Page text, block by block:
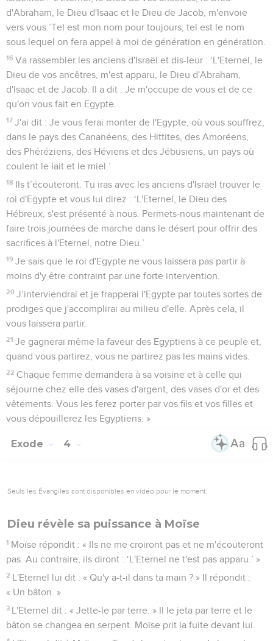
d'Abraham, le Dieu d'Isaac et le Dieu de Jacob, m'envoie
vers vous.’Tel est mon nom pour toujours, tel est le nom
sous lequel on fera appel à moi de génération en génération.
16 Va rassembler les anciens d'Israël et dis-leur : ‘L'Eternel, le
Dieu de vos ancêtres, m'est apparu, le Dieu d'Abraham,
d'Isaac et de Jacob. Il a dit : Je m'occupe de vous et de ce
qu'on vous fait en Egypte.
17 J'ai dit : Je vous ferai monter de l'Egypte, où vous souffrez,
dans le pays des Cananéens, des Hittites, des Amoréens,
des Phéréziens, des Héviens et des Jébusiens, un pays où
coulent le lait et le miel.’
18 Ils t’écouteront. Tu iras avec les anciens d'Israël trouver le
roi d'Egypte et vous lui direz : ‘L'Eternel, le Dieu des
Hébreux, s'est présenté à nous. Permets-nous maintenant de
faire trois journées de marche dans le désert pour offrir des
sacrifices à l'Eternel, notre Dieu.’
19 Je sais que le roi d'Egypte ne vous laissera pas partir à
moins d'y être contraint par une forte intervention.
20 J’interviendrai et je frapperai l'Egypte par toutes sortes de
prodiges que j'accomplirai au milieu d'elle. Après cela, il
vous laissera partir.
21 Je gagnerai même la faveur des Egyptiens à ce peuple et,
quand vous partirez, vous ne partirez pas les mains vides.
22 Chaque femme demandera à sa voisine et à celle qui
séjourne chez elle des vases d'argent, des vases d'or et des
vêtements. Vous les ferez porter par vos fils et vos filles et
vous dépouillerez les Egyptiens. »
Exode 4
Seuls les Évangiles sont disponibles en vidéo pour le moment.
Dieu révèle sa puissance à Moïse
1 Moïse répondit : « Ils ne me croiront pas et ne m'écouteront
pas. Au contraire, ils diront : ‘L'Eternel ne t'est pas apparu.’ »
2 L'Eternel lui dit : « Qu'y a-t-il dans ta main ? » Il répondit :
« Un bâton. »
3 L'Eternel dit : « Jette-le par terre. » Il le jeta par terre et le
bâton se changea en serpent. Moïse prit la fuite devant lui.